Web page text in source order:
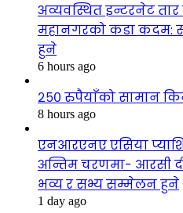
अव्यवस्थित इन्टरनेट
महानगरको कडा कदम:
हुने
6 hours ago
२५० रुपैयाँको सामान
8 hours ago
एनआरएनए एसिया
अन्तिम चरणमा- आरसी
भव्य र सभ्य सम्मेलन हुने
1 day ago